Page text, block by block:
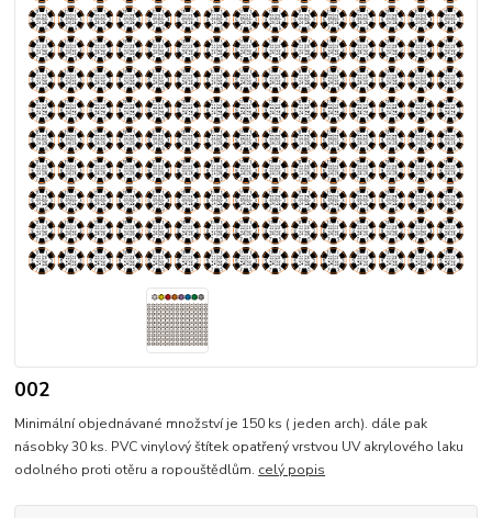
002
Minimální objednávané množství je 150 ks ( jeden arch). dále pak
násobky 30 ks. PVC vinylový štítek opatřený vrstvou UV akrylového laku
odolného proti otěru a ropouštědlům. celý popis